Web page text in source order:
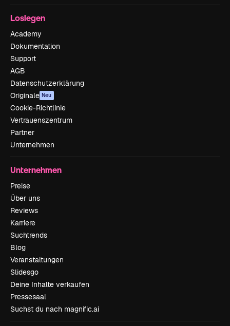
Loslegen
Academy
Dokumentation
Support
AGB
Datenschutzerklärung
Originale Neu
Cookie-Richtlinie
Vertrauenszentrum
Partner
Unternehmen
Unternehmen
Preise
Über uns
Reviews
Karriere
Suchtrends
Blog
Veranstaltungen
Slidesgo
Deine Inhalte verkaufen
Pressesaal
Suchst du nach magnific.ai